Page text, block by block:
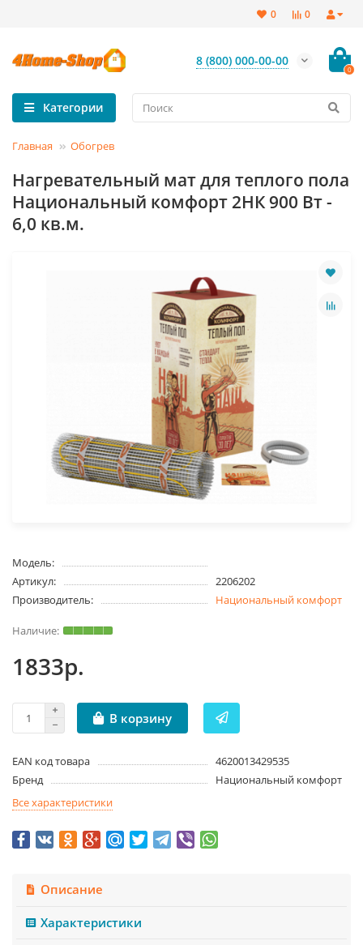
0
0
8 (800) 000-00-00
0
Категории
Главная Обогрев
Нагревательный мат для теплого пола
Национальный комфорт 2НК 900 Вт -
6,0 кв.м.
Модель:
Артикул:
2206202
Производитель:
Национальный комфорт
1833р.
В корзину
EAN код товара
4620013429535
Бренд
Национальный комфорт
Все характеристики
Описание
Характеристики